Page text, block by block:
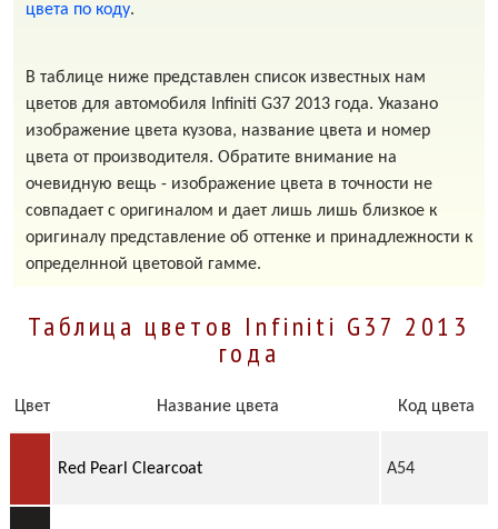
цвета по коду.
В таблице ниже представлен список известных нам
цветов для автомобиля Infiniti G37 2013 года. Указано
изображение цвета кузова, название цвета и номер
цвета от производителя. Обратите внимание на
очевидную вещь - изображение цвета в точности не
совпадает с оригиналом и дает лишь лишь близкое к
оригиналу представление об оттенке и принадлежности к
определнной цветовой гамме.
Таблица цветов Infiniti G37 2013
года
Цвет Название цвета Код цвета
Red Pearl Clearcoat A54